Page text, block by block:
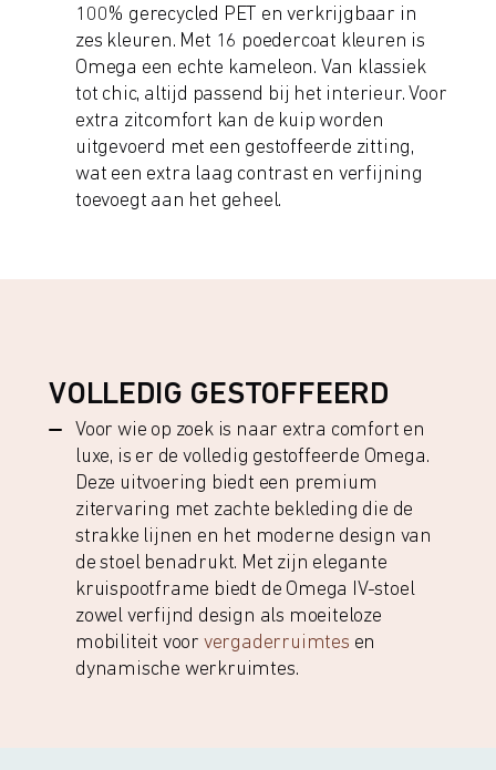
100% gerecycled PET en verkrijgbaar in
zes kleuren. Met 16 poedercoat kleuren is
Omega een echte kameleon. Van klassiek
tot chic, altijd passend bij het interieur. Voor
extra zitcomfort kan de kuip worden
uitgevoerd met een gestoffeerde zitting,
wat een extra laag contrast en verfijning
toevoegt aan het geheel.
VOLLEDIG GESTOFFEERD
Voor wie op zoek is naar extra comfort en
luxe, is er de volledig gestoffeerde Omega.
Deze uitvoering biedt een premium
zitervaring met zachte bekleding die de
strakke lijnen en het moderne design van
de stoel benadrukt. Met zijn elegante
kruispootframe biedt de Omega IV-stoel
zowel verfijnd design als moeiteloze
mobiliteit voor vergaderruimtes en
dynamische werkruimtes.